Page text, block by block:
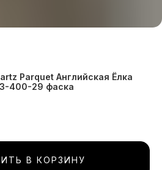
Parquet Английская Ёлка
400-29 фаска
В КОРЗИНУ